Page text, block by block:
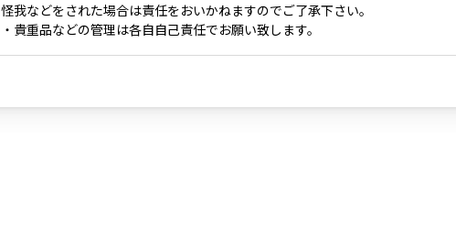
怪我などをされた場合は責任をおいかねますのでご了承下さい。
・貴重品などの管理は各自自己責任でお願い致します。